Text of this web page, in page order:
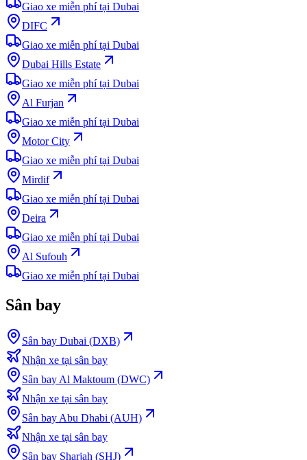
Giao xe miễn phí tại Dubai
DIFC
Giao xe miễn phí tại Dubai
Dubai Hills Estate
Giao xe miễn phí tại Dubai
Al Furjan
Giao xe miễn phí tại Dubai
Motor City
Giao xe miễn phí tại Dubai
Mirdif
Giao xe miễn phí tại Dubai
Deira
Giao xe miễn phí tại Dubai
Al Sufouh
Giao xe miễn phí tại Dubai
Sân bay
Sân bay Dubai (DXB)
Nhận xe tại sân bay
Sân bay Al Maktoum (DWC)
Nhận xe tại sân bay
Sân bay Abu Dhabi (AUH)
Nhận xe tại sân bay
Sân bay Sharjah (SHJ)